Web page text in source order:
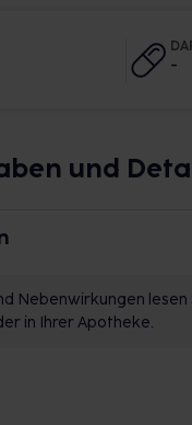
-
und
Nebenwirkungen
in Ihrer Apotheke.